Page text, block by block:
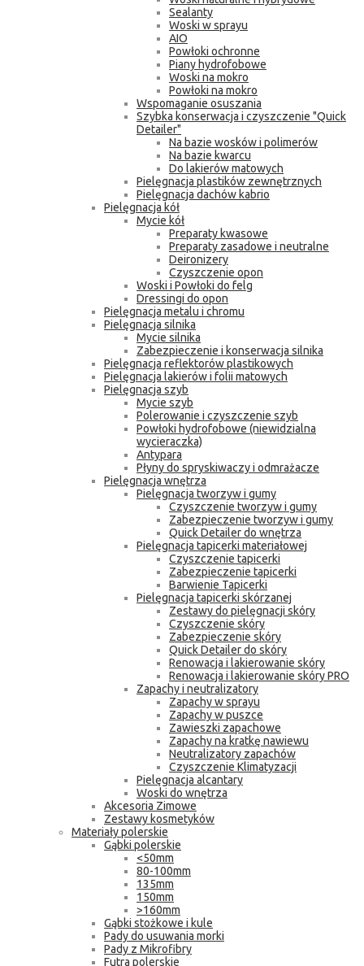
Sealanty
Woski w sprayu
AIO
Powłoki ochronne
Piany hydrofobowe
Woski na mokro
Powłoki na mokro
Wspomaganie osuszania
Szybka konserwacja i czyszczenie "Quick
Detailer"
Na bazie wosków i polimerów
Na bazie kwarcu
Do lakierów matowych
Pielęgnacja plastików zewnętrznych
Pielęgnacja dachów kabrio
Pielęgnacja kół
Mycie kół
Preparaty kwasowe
Preparaty zasadowe i neutralne
Deironizery
Czyszczenie opon
Woski i Powłoki do felg
Dressingi do opon
Pielęgnacja metalu i chromu
Pielęgnacja silnika
Mycie silnika
Zabezpieczenie i konserwacja silnika
Pielęgnacja reflektorów plastikowych
Pielęgnacja lakierów i folii matowych
Pielęgnacja szyb
Mycie szyb
Polerowanie i czyszczenie szyb
Powłoki hydrofobowe (niewidzialna
wycieraczka)
Antypara
Płyny do spryskiwaczy i odmrażacze
Pielęgnacja wnętrza
Pielęgnacja tworzyw i gumy
Czyszczenie tworzyw i gumy
Zabezpieczenie tworzyw i gumy
Quick Detailer do wnętrza
Pielęgnacja tapicerki materiałowej
Czyszczenie tapicerki
Zabezpieczenie tapicerki
Barwienie Tapicerki
Pielęgnacja tapicerki skórzanej
Zestawy do pielęgnacji skóry
Czyszczenie skóry
Zabezpieczenie skóry
Quick Detailer do skóry
Renowacja i lakierowanie skóry
Renowacja i lakierowanie skóry PRO
Zapachy i neutralizatory
Zapachy w sprayu
Zapachy w puszce
Zawieszki zapachowe
Zapachy na kratkę nawiewu
Neutralizatory zapachów
Czyszczenie Klimatyzacji
Pielęgnacja alcantary
Woski do wnętrza
Akcesoria Zimowe
Zestawy kosmetyków
Materiały polerskie
Gąbki polerskie
<50mm
80-100mm
135mm
150mm
>160mm
Gąbki stożkowe i kule
Pady do usuwania morki
Pady z Mikrofibry
Futra polerskie